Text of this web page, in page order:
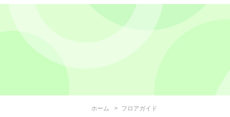
ホーム フロアガイド